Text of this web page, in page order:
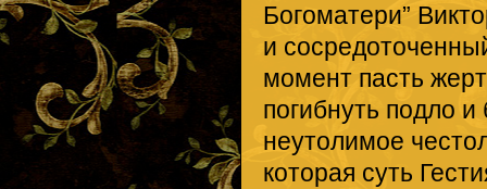
Богоматери”
и
момент пасть
погибнуть подло
неутолимое
которая суть